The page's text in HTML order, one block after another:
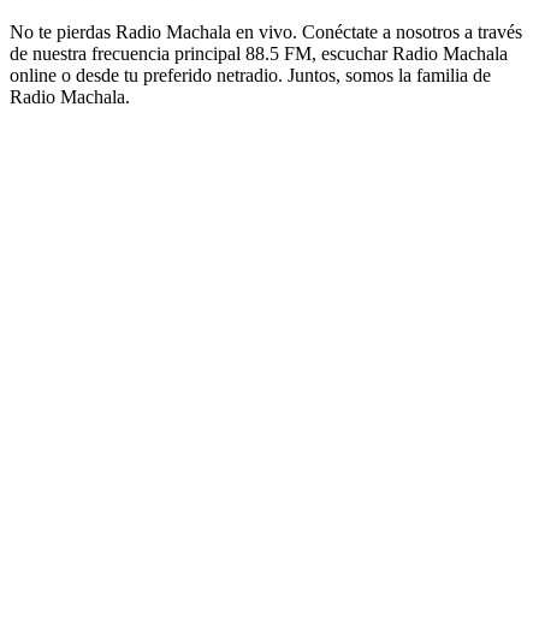
No te pierdas Radio Machala en vivo. Conéctate a nosotros a través
de nuestra frecuencia principal 88.5 FM, escuchar Radio Machala
online o desde tu preferido netradio. Juntos, somos la familia de
Radio Machala.